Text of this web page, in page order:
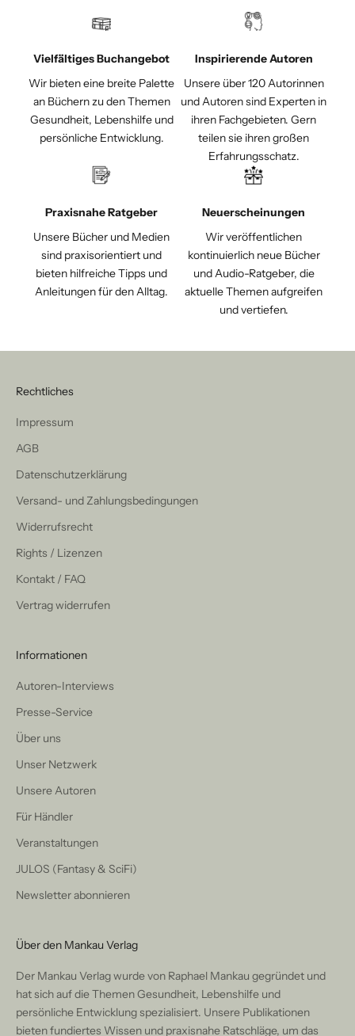
Vielfältiges Buchangebot
Wir bieten eine breite Palette
an Büchern zu den Themen
Gesundheit, Lebenshilfe und
persönliche Entwicklung.
Inspirierende Autoren
Unsere über 120 Autorinnen
und Autoren sind Experten in
ihren Fachgebieten. Gern
teilen sie ihren großen
Erfahrungsschatz.
Praxisnahe Ratgeber
Unsere Bücher und Medien
sind praxisorientiert und
bieten hilfreiche Tipps und
Anleitungen für den Alltag.
Neuerscheinungen
Wir veröffentlichen
kontinuierlich neue Bücher
und Audio-Ratgeber, die
aktuelle Themen aufgreifen
und vertiefen.
Rechtliches
Impressum
AGB
Datenschutzerklärung
Versand- und Zahlungsbedingungen
Widerrufsrecht
Rights / Lizenzen
Kontakt / FAQ
Vertrag widerrufen
Informationen
Autoren-Interviews
Presse-Service
Über uns
Unser Netzwerk
Unsere Autoren
Für Händler
Veranstaltungen
JULOS (Fantasy & SciFi)
Newsletter abonnieren
Über den Mankau Verlag
Der Mankau Verlag wurde von Raphael Mankau gegründet und
hat sich auf die Themen Gesundheit, Lebenshilfe und
persönliche Entwicklung spezialisiert. Unsere Publikationen
bieten fundiertes Wissen und praxisnahe Ratschläge, um das